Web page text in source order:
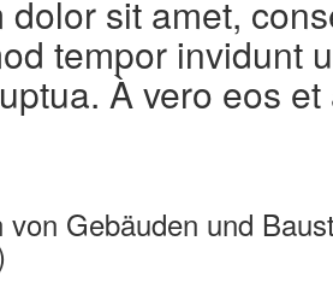
dolor sit amet,
tempor invidunt
À vero eos
Gebäuden und